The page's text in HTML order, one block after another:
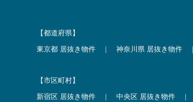
【都道府県】
東京都 居抜き物件 神奈川県 居抜き物件
【市区町村】
新宿区 居抜き物件 中央区 居抜き物件